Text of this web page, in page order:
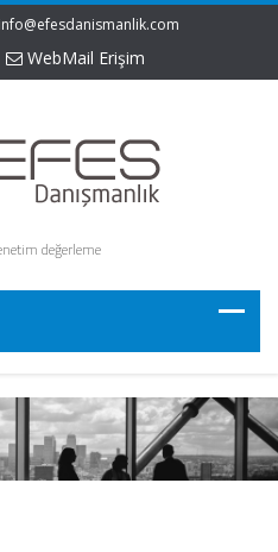
info@efesdanismanlik.com
WebMail Erişim
değerleme